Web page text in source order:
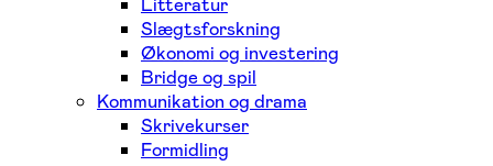
Slægtsforskning
Økonomi og investering
Bridge og spil
Kommunikation og drama
Skrivekurser
Formidling